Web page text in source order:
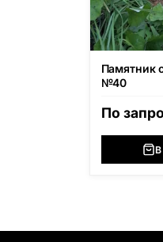
Памятник
№40
По